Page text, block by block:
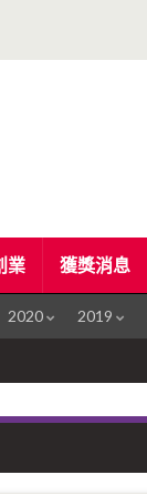
業 獲獎消息
2020 2019